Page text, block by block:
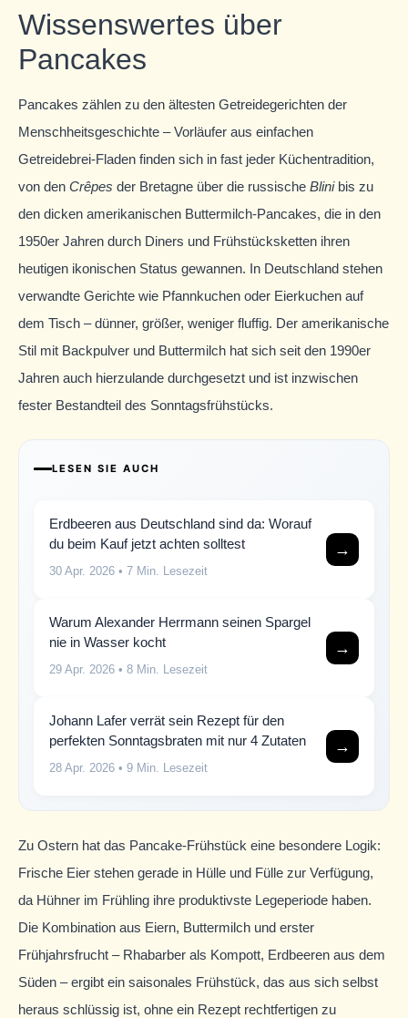
Wissenswertes über
Pancakes
Pancakes zählen zu den ältesten Getreidegerichten der
Menschheitsgeschichte – Vorläufer aus einfachen
Getreidebrei-Fladen finden sich in fast jeder Küchentradition,
von den Crêpes der Bretagne über die russische Blinibis zu
den dicken amerikanischen Buttermilch-Pancakes, die in den
1950er Jahren durch Diners und Frühstücksketten ihren
heutigen ikonischen Status gewannen. In Deutschland stehen
verwandte Gerichte wie Pfannkuchen oder Eierkuchen auf
dem Tisch – dünner, größer, weniger fluffig. Der amerikanische
Stil mit Backpulver und Buttermilch hat sich seit den 1990er
Jahren auch hierzulande durchgesetzt und ist inzwischen
fester Bestandteil des Sonntagsfrühstücks.
LESEN SIE AUCH
Erdbeeren aus Deutschland sind da: Worauf
du beim Kauf jetzt achten solltest
30 Apr. 2026 • 7 Min. Lesezeit
→
Warum Alexander Herrmann seinen Spargel
nie in Wasser kocht
29 Apr. 2026 • 8 Min. Lesezeit
→
Johann Lafer verrät sein Rezept für den
perfekten Sonntagsbraten mit nur 4 Zutaten
28 Apr. 2026 • 9 Min. Lesezeit
→
Zu Ostern hat das Pancake-Frühstück eine besondere Logik:
Frische Eier stehen gerade in Hülle und Fülle zur Verfügung,
da Hühner im Frühling ihre produktivste Legeperiode haben.
Die Kombination aus Eiern, Buttermilch und erster
Frühjahrsfrucht – Rhabarber als Kompott, Erdbeeren aus dem
Süden – ergibt ein saisonales Frühstück, das aus sich selbst
heraus schlüssig ist, ohne ein Rezept rechtfertigen zu